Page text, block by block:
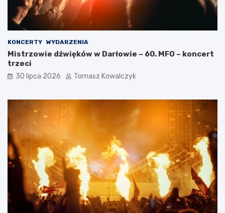
KONCERTY WYDARZENIA
Mistrzowie dźwięków w Darłowie – 60. MFO – koncert
trzeci
30 lipca 2026 Tomasz Kowalczyk